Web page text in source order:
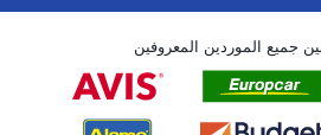
جميع الموردين المعروفين